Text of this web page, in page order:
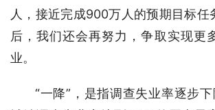
人，接近完成900万人的预期目标任
后，我们还会再努力，争取实现更
业。
“一降”，是指调查失业率逐步